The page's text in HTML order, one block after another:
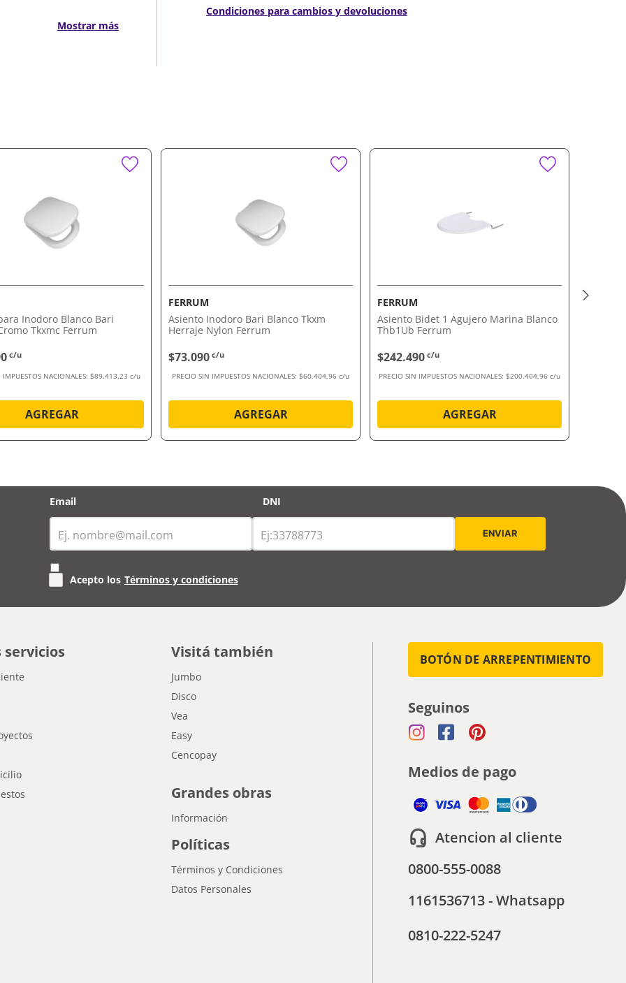
con envío a domicilio o
Mostrar más
Condiciones para cambios y devoluciones
Inodoro Blanco Bari
Tkxmc Ferrum
c/u
IMPUESTOS NACIONALES: $89.413,23 c/u
AGREGAR
FERRUM
Asiento Inodoro Bari Blanco Tkxm
Herraje Nylon Ferrum
$73.090 c/u
PRECIO SIN IMPUESTOS NACIONALES: $60.404,96 c/u
AGREGAR
FERRUM
Asiento Bidet 1 Agujero Marina Blanco
Thb1Ub Ferrum
$242.490 c/u
PRECIO SIN IMPUESTOS NACIONALES: $200.404,96 c/u
AGREGAR
Email DNI
Acepto los Términos y condiciones
Visitá también
Jumbo
Disco
Vea
Easy
Cencopay
Grandes obras
Información
Políticas
Términos y Condiciones
Datos Personales
BOTÓN DE ARREPENTIMIENTO
Seguinos
Medios de pago
Atencion al cliente
0800-555-0088
1161536713 - Whatsapp
0810-222-5247